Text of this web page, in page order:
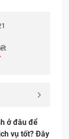
ở đâu để
vụ tốt? Đây